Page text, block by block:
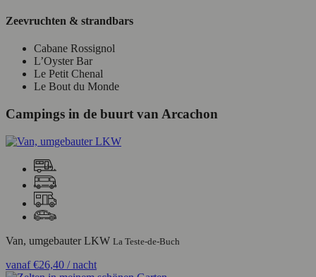
Zeevruchten & strandbars
Cabane Rossignol
L’Oyster Bar
Le Petit Chenal
Le Bout du Monde
Campings in de buurt van Arcachon
Van, umgebauter LKW La Teste-de-Buch
vanaf€26,40 / nacht